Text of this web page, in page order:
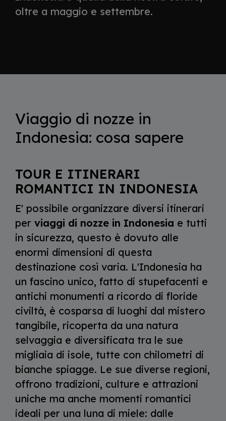
oltre a maggio e settembre.
Viaggio di nozze in
Indonesia: cosa sapere
TOUR E ITINERARI
ROMANTICI IN INDONESIA
E' possibile organizzare diversi itinerari
perviaggi di nozze in Indonesia e tutti
in sicurezza, questo è dovuto alle
enormi dimensioni di questa
destinazione così varia. L'Indonesia ha
un fascino unico, fatto di stupefacenti e
antichi monumenti a ricordo di floride
civiltà, è cosparsa di luoghi dal mistero
tangibile, ricoperta da una natura
selvaggia e diversificata tra le sue
migliaia di isole, tutte con chilometri di
bianche spiagge. Le sue diverse regioni,
offrono tradizioni, culture e attrazioni
uniche ma anche momenti romantici
ideali per una luna di miele: dalle